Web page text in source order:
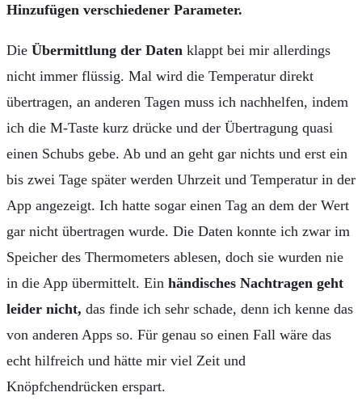
Hinzufügen verschiedener Parameter.
Die Übermittlung der Daten klappt bei mir allerdings
nicht immer flüssig. Mal wird die Temperatur direkt
übertragen, an anderen Tagen muss ich nachhelfen, indem
ich die M-Taste kurz drücke und der Übertragung quasi
einen Schubs gebe. Ab und an geht gar nichts und erst ein
bis zwei Tage später werden Uhrzeit und Temperatur in der
App angezeigt. Ich hatte sogar einen Tag an dem der Wert
gar nicht übertragen wurde. Die Daten konnte ich zwar im
Speicher des Thermometers ablesen, doch sie wurden nie
in die App übermittelt. Ein händisches Nachtragen geht
leider nicht, das finde ich sehr schade, denn ich kenne das
von anderen Apps so. Für genau so einen Fall wäre das
echt hilfreich und hätte mir viel Zeit und
Knöpfchendrücken erspart.